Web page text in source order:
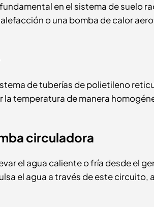
en el sistema de suelo
o una bomba de calor
de tuberías de polietileno
temperatura de manera
circuladora
el agua caliente o fría desde el
el agua a través de este